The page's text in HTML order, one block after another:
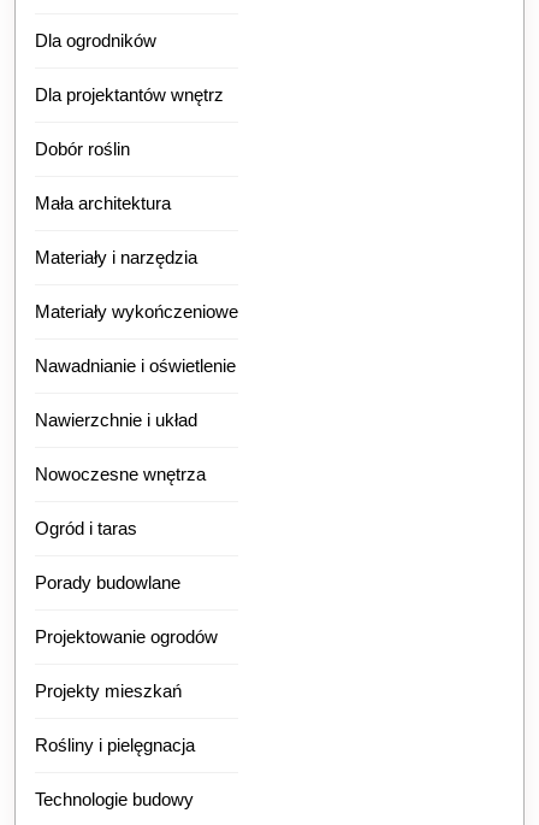
Dla ogrodników
Dla projektantów wnętrz
Dobór roślin
Mała architektura
Materiały i narzędzia
Materiały wykończeniowe
Nawadnianie i oświetlenie
Nawierzchnie i układ
Nowoczesne wnętrza
Ogród i taras
Porady budowlane
Projektowanie ogrodów
Projekty mieszkań
Rośliny i pielęgnacja
Technologie budowy